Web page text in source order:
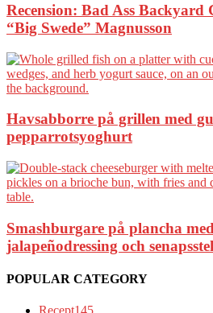
Recension: Bad Ass Backyard
“Big Swede” Magnusson
Havsabborre på grillen med
pepparrotsyoghurt
Smashburgare på plancha
jalapeñodressing och
POPULAR CATEGORY